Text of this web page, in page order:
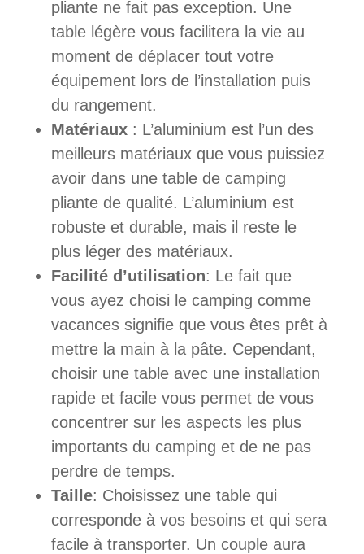
pliante ne fait pas exception. Une
table légère vous facilitera la vie au
moment de déplacer tout votre
équipement lors de l’installation puis
du rangement.
Matériaux : L’aluminium est l’un des
meilleurs matériaux que vous puissiez
avoir dans une table de camping
pliante de qualité. L’aluminium est
robuste et durable, mais il reste le
plus léger des matériaux.
Facilité d’utilisation: Le fait que
vous ayez choisi le camping comme
vacances signifie que vous êtes prêt à
mettre la main à la pâte. Cependant,
choisir une table avec une installation
rapide et facile vous permet de vous
concentrer sur les aspects les plus
importants du camping et de ne pas
perdre de temps.
Taille: Choisissez une table qui
corresponde à vos besoins et qui sera
facile à transporter. Un couple aura